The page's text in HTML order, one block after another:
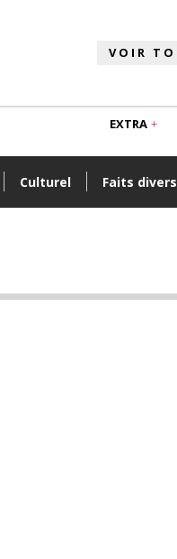
Culturel Faits divers
EXTRA